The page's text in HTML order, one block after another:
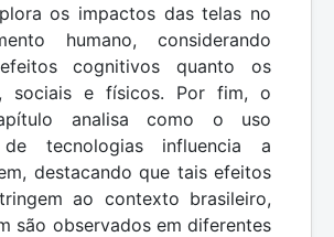
os impactos das telas no
humano, considerando
cognitivos quanto os
sociais e físicos. Por fim, o
analisa como o uso
de tecnologias influencia a
destacando que tais efeitos
ao contexto brasileiro,
são observados em diferentes